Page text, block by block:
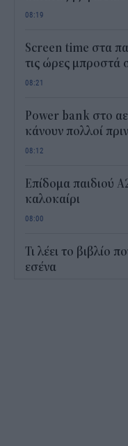
08:19
Screen time στα
τις ώρες μπροστά
08:21
Power bank στο
κάνουν πολλοί
08:12
Επίδομα παιδιού
καλοκαίρι
08:00
Τι λέει το βιβλίο
εσένα